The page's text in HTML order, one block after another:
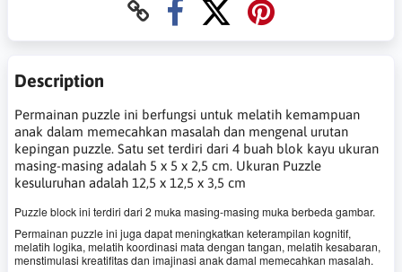
Description
Permainan puzzle ini berfungsi untuk melatih kemampuan
anak dalam memecahkan masalah dan mengenal urutan
kepingan puzzle. Satu set terdiri dari 4 buah blok kayu ukuran
masing-masing adalah 5 x 5 x 2,5 cm. Ukuran Puzzle
kesuluruhan adalah 12,5 x 12,5 x 3,5 cm
Puzzle block ini terdiri dari 2 muka masing-masing muka berbeda gambar.
Permainan puzzle ini juga dapat meningkatkan keterampilan kognitif,
melatih logika, melatih koordinasi mata dengan tangan, melatih kesabaran,
menstimulasi kreatifitas dan imajinasi anak damal memecahkan masalah.